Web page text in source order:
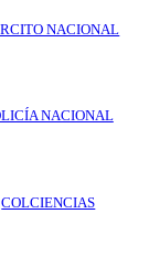
NACIONAL
NACIONAL
COLCIENCIAS